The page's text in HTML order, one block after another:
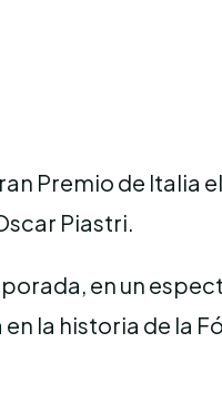
Premio de Italia
Piastri.
en un
la historia de la